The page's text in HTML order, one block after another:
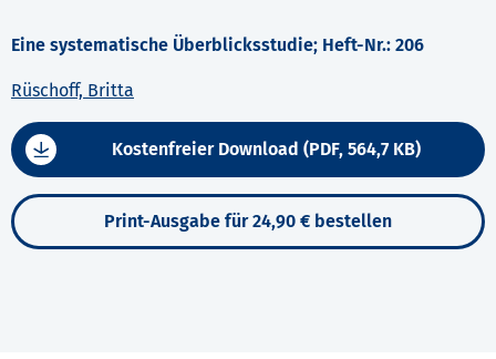
Eine systematische Überblicksstudie; Heft-Nr.: 206
Rüschoff, Britta
Kostenfreier Download (PDF, 564,7 KB)
Print-Ausgabe für 24,90 € bestellen